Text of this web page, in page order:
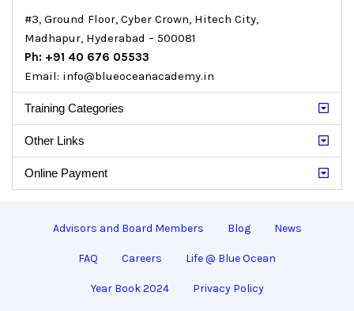
#3, Ground Floor, Cyber Crown, Hitech City,
Madhapur, Hyderabad – 500081
Ph: +91 40 676 05533
Email: info@blueoceanacademy.in
Training Categories
Other Links
Online Payment
Advisors and Board Members Blog News
FAQ Careers Life @ Blue Ocean
Year Book 2024 Privacy Policy